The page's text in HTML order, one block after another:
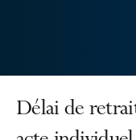
Délai de